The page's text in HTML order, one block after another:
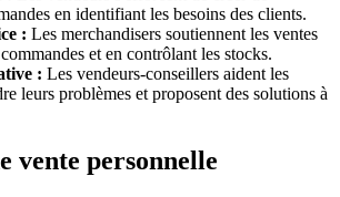
en identifiant les besoins des clients.
: Les merchandisers soutiennent les ventes
et en contrôlant les stocks.
: Les vendeurs-conseillers aident les
leurs problèmes et proposent des solutions à
vente personnelle